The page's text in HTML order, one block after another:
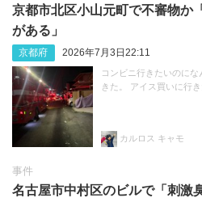
京都市北区小山元町で不審物か
がある」
京都府 2026年7月3日22:11
コンビニ行きたいのに
きた。 アイス買いに行
カルロス キャモ
事件
名古屋市中村区のビルで「刺激